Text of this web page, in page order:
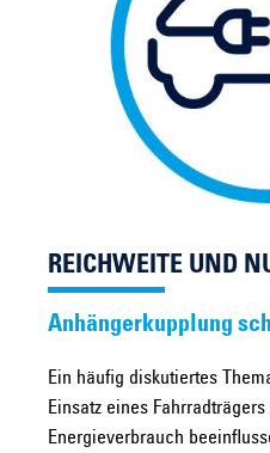
REICHWEITE UND
Anhängerkupplung
Ein häufig diskutiertes
Einsatz eines
Energieverbrauch